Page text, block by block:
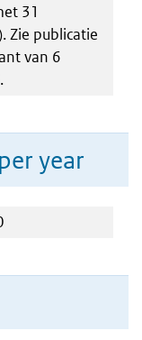
31
Zie publicatie
van 6
year